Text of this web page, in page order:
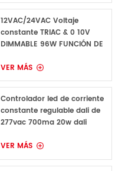
12VAC/24VAC Voltaje
constante TRIAC & 0 10V
DIMMABLE 96W FUNCIÓN DE
CONDURA
VER MÁS
Controlador led de corriente
constante regulable dali de
277vac 700ma 20w dali
VER MÁS